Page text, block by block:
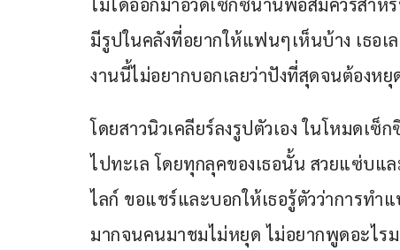
ไม่ได้ออกมาอวดเซ็กซี่นานพอสมควรสำห
มีรูปในคลังที่อยากให้แฟนๆเห็นบ้าง เธอ
งานนี้ไม่อยากบอกเลยว่าปังที่สุดจนต้องหยุ
โดยสาวนิวเคลียร์ลงรูปตัวเอง ในโหมดเ
ไปทะเล โดยทุกลุคของเธอนั้น สวยแซ่บ
ไลก์ ขอแชร์และบอกให้เธอรู้ตัวว่าการทำ
มากจนคนมาชมไม่หยุด ไม่อยากพูดอะไร